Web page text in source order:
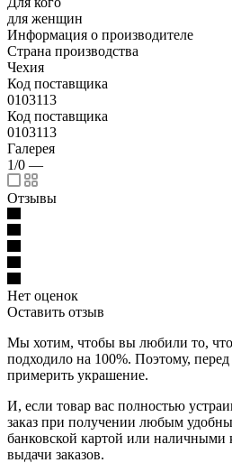
для женщин
Информация о производителе
Страна производства
Чехия
Код поставщика
0103113
Код поставщика
0103113
Галерея
1/0 —
Отзывы
Нет оценок
Оставить отзыв
Мы хотим, чтобы вы любили то, что
подходило на 100%. Поэтому,
примерить украшение.
И, если товар вас полностью
заказ при получении любым
банковской картой или наличными
выдачи заказов.